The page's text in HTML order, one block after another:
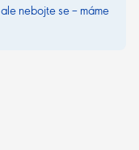
nebojte se – máme